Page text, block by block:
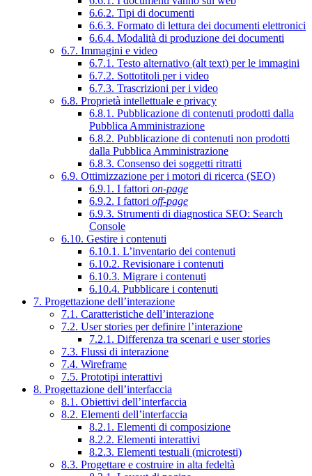
6.6.2. Tipi di documenti
6.6.3. Formato di lettura dei documenti elettronici
6.6.4. Modalità di produzione dei documenti
6.7. Immagini e video
6.7.1. Testo alternativo (alt text) per le immagini
6.7.2. Sottotitoli per i video
6.7.3. Trascrizioni per i video
6.8. Proprietà intellettuale e privacy
6.8.1. Pubblicazione di contenuti prodotti dalla
Pubblica Amministrazione
6.8.2. Pubblicazione di contenuti non prodotti
dalla Pubblica Amministrazione
6.8.3. Consenso dei soggetti ritratti
6.9. Ottimizzazione per i motori di ricerca (SEO)
6.9.1. I fattori on-page
6.9.2. I fattori off-page
6.9.3. Strumenti di diagnostica SEO: Search
Console
6.10. Gestire i contenuti
6.10.1. L’inventario dei contenuti
6.10.2. Revisionare i contenuti
6.10.3. Migrare i contenuti
6.10.4. Pubblicare i contenuti
7. Progettazione dell’interazione
7.1. Caratteristiche dell’interazione
7.2. User stories per definire l’interazione
7.2.1. Differenza tra scenari e user stories
7.3. Flussi di interazione
7.4. Wireframe
7.5. Prototipi interattivi
8. Progettazione dell’interfaccia
8.1. Obiettivi dell’interfaccia
8.2. Elementi dell’interfaccia
8.2.1. Elementi di composizione
8.2.2. Elementi interattivi
8.2.3. Elementi testuali (microtesti)
8.3. Progettare e costruire in alta fedeltà